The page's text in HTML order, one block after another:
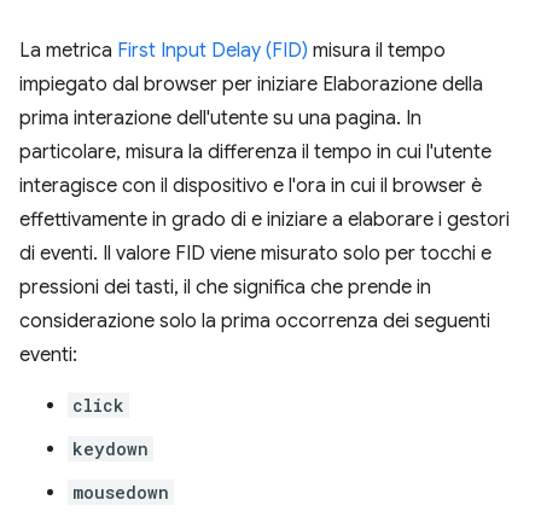
La metrica First Input Delay (FID) misura il tempo
impiegato dal browser per iniziare Elaborazione della
prima interazione dell'utente su una pagina. In
particolare, misura la differenza il tempo in cui l'utente
interagisce con il dispositivo e l'ora in cui il browser è
effettivamente in grado di e iniziare a elaborare i gestori
di eventi. Il valore FID viene misurato solo per tocchi e
pressioni dei tasti, il che significa che prende in
considerazione solo la prima occorrenza dei seguenti
eventi:
click
keydown
mousedown